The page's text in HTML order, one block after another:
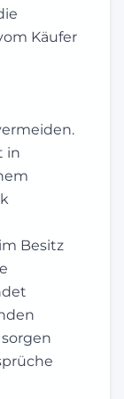
Käufer
in
Besitz